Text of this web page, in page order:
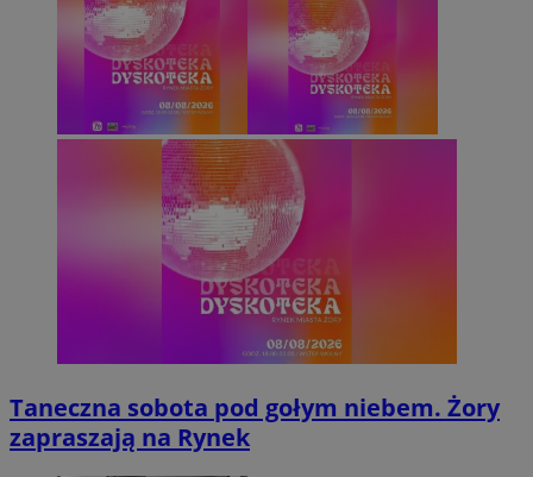
Taneczna sobota pod gołym niebem. Żory
zapraszają na Rynek